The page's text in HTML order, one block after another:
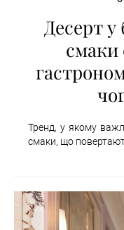
Десерт у
смаки
Тренд, у якому
смаки, що